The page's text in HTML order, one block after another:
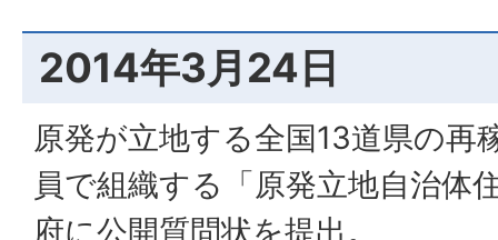
2014年3月24日
原発が立地する全国13道県の再
員で組織する「原発立地自治体
府に公開質問状を提出。